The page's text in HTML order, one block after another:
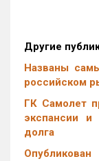
Другие
Названы
российском
ГК Самолет
экспансии и
долга